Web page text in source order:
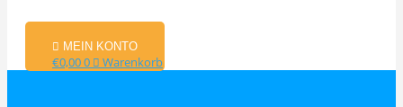
MEIN KONTO
€0,000 Warenkorb